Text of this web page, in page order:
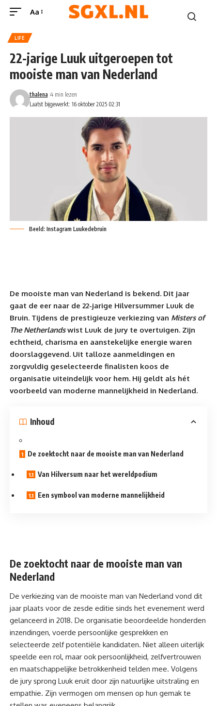
Aa
LIFE
22-jarige Luuk uitgeroepen tot
mooiste man van Nederland
Laatst bijgewerkt: 16 oktober 2025 02:31
thalena 4 min lezen
Beeld: Instagram Luukedebruin
De mooiste man van Nederland is bekend. Dit jaar
gaat de eer naar de 22-jarige Hilversummer Luuk de
Bruin. Tijdens de prestigieuze verkiezing van Misters of
The Netherlandswist Luuk de jury te overtuigen. Zijn
echtheid, charisma en aanstekelijke energie waren
doorslaggevend. Uit talloze aanmeldingen en
zorgvuldig geselecteerde finalisten koos de
organisatie uiteindelijk voor hem. Hij geldt als hét
voorbeeld van moderne mannelijkheid in Nederland.
Inhoud
De zoektocht naar de mooiste man van Nederland
Van Hilversum naar het wereldpodium
Een symbool van moderne mannelijkheid
De zoektocht naar de mooiste man van
Nederland
De verkiezing van de mooiste man van Nederland vond dit
jaar plaats voor de zesde editie sinds het evenement werd
gelanceerd in 2018. De organisatie beoordeelde honderden
inzendingen, voerde persoonlijke gesprekken en
selecteerde zelf potentiële kandidaten. Niet alleen uiterlijk
speelde een rol, maar ook persoonlijkheid, zelfvertrouwen
en maatschappelijke betrokkenheid telden mee. Volgens
de jury sprong Luuk eruit door zijn natuurlijke uitstraling en
empathie. Zijn vermogen om mensen op hun gemak te